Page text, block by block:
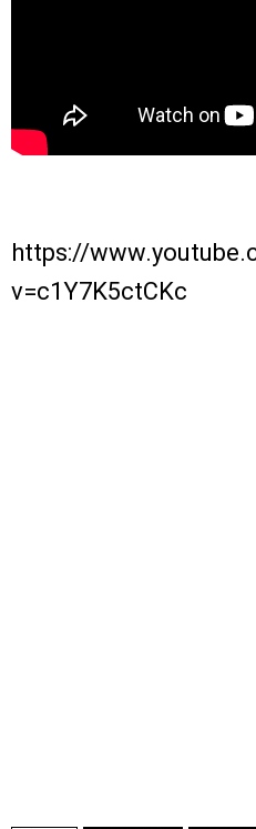
https://
v=c1Y7K5ctCKc